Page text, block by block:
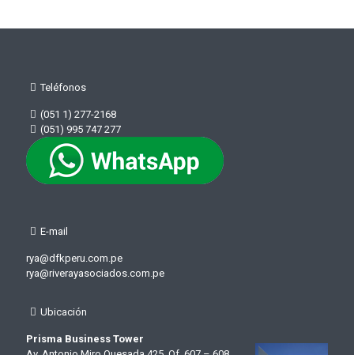
Teléfonos
(051 1) 277-2168
(051) 995 747 277
E-mail
rya@dfkperu.com.pe
rya@riverayasociados.com.pe
Ubicación
Prisma Business Tower